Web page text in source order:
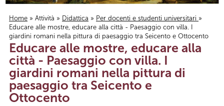
Tu sei qui
Home » Attività » Didattica » Per docenti e studenti universitari »
Educare alle mostre, educare alla città - Paesaggio con villa. I
giardini romani nella pittura di paesaggio tra Seicento e Ottocento
Educare alle mostre, educare alla
città - Paesaggio con villa. I
giardini romani nella pittura di
paesaggio tra Seicento e
Ottocento